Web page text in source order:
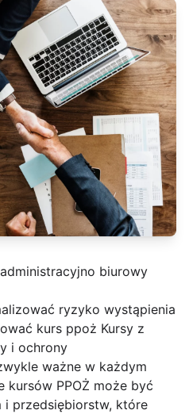
biurowy
ryzyko wystąpienia
kurs ppoż Kursy z
i ochrony
ważne w każdym
kursów PPOŻ może być
i przedsiębiorstw, które